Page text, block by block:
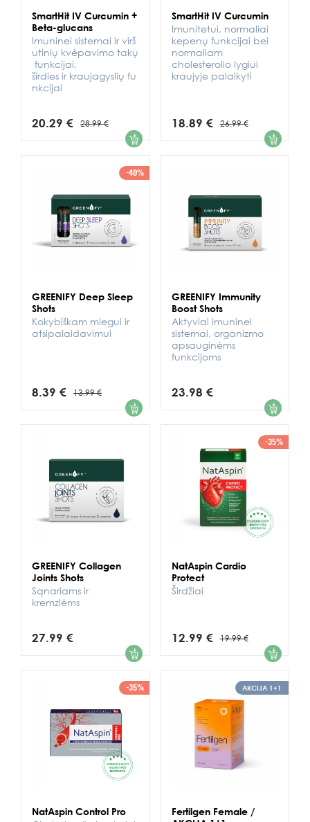
SmartHit IV Curcumin +
Beta-glucans
Imuninei sistemai ir virš
utinių kvėpavimo takų
funkcijai,
širdies ir kraujagyslių fu
nkcijai
20.29 € 28.99 € 1
SmartHit IV Curcumin
Imunitetui, normaliai
kepenų funkcijai bei
normaliam
cholesterolio lygiui
kraujyje palaikyti
18.89 € 26.99 € 1
-40%
GREENIFY Deep Sleep
Shots
Kokybiškam miegui ir
atsipalaidavimui
8.39 € 13.99 € 1
GREENIFY Immunity
Boost Shots
Aktyviai imuninei
sistemai, organizmo
apsauginėms
funkcijoms
23.98 € 1
GREENIFY Collagen
Joints Shots
Sąnariams ir
kremzlėms
27.99 € 1
-35%
NatAspin Cardio
Protect
Širdžiai
12.99 € 19.99 € 1
-35%
NatAspin Control Pro
AKCIJA 1+1
Fertilgen Female /